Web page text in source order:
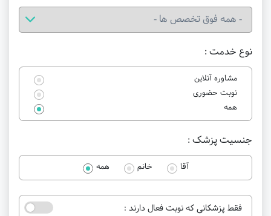
نوع خدمت :
مشاوره آنلاین
نوبت حضوری
همه
جنسیت پزشک :
آقا خانم همه
فقط پزشکانی که نوبت فعال دارند :